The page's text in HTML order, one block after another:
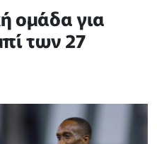
ομάδα για
των 27